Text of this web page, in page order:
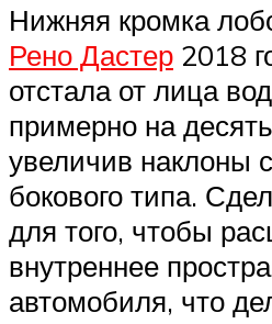
Нижняя кромка
Рено Дастер 2018
отстала от лица
примерно на
увеличив наклоны
бокового типа.
для того, чтобы
внутреннее
автомобиля, что